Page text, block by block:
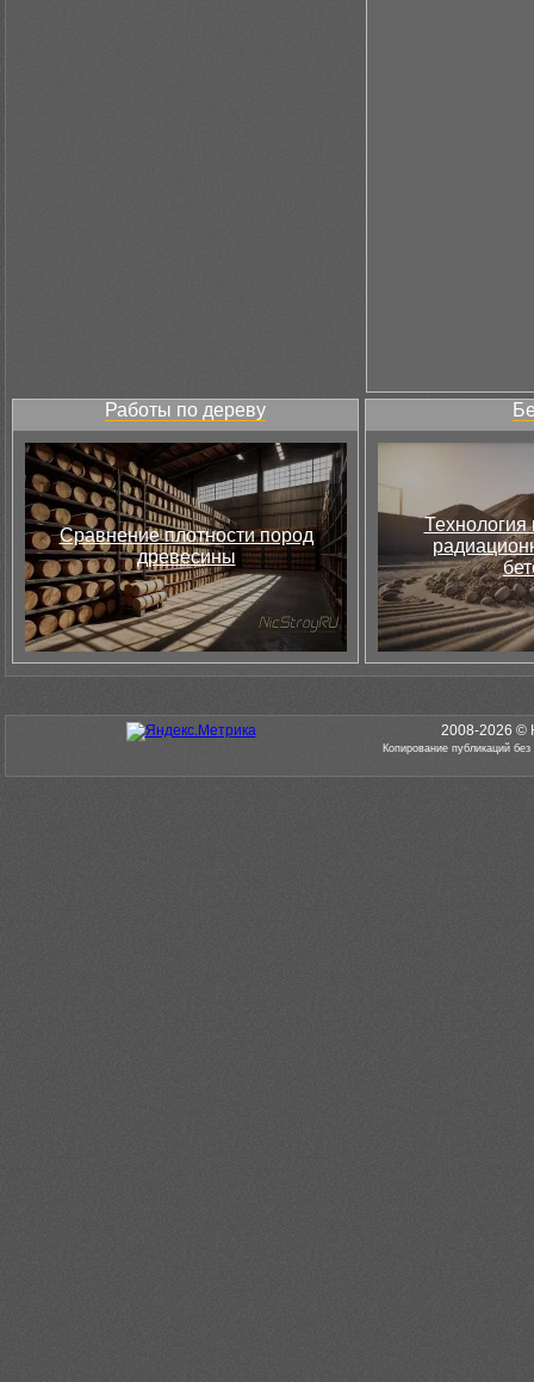
Работы по дереву
Сравнение плотности пород
древесины
Технология
2008-2026 ©
Копирование публикаций